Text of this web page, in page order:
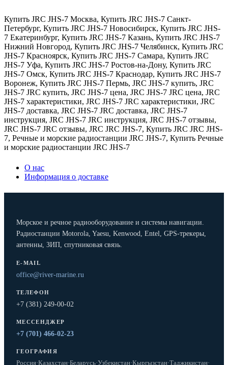
Купить JRC JHS-7 Москва, Купить JRC JHS-7 Санкт-
Петербург, Купить JRC JHS-7 Новосибирск, Купить JRC JHS-
7 Екатеринбург, Купить JRC JHS-7 Казань, Купить JRC JHS-7
Нижний Новгород, Купить JRC JHS-7 Челябинск, Купить JRC
JHS-7 Красноярск, Купить JRC JHS-7 Самара, Купить JRC
JHS-7 Уфа, Купить JRC JHS-7 Ростов-на-Дону, Купить JRC
JHS-7 Омск, Купить JRC JHS-7 Краснодар, Купить JRC JHS-7
Воронеж, Купить JRC JHS-7 Пермь, JRC JHS-7 купить, JRC
JHS-7 JRC купить, JRC JHS-7 цена, JRC JHS-7 JRC цена, JRC
JHS-7 характеристики, JRC JHS-7 JRC характеристики, JRC
JHS-7 доставка, JRC JHS-7 JRC доставка, JRC JHS-7
инструкция, JRC JHS-7 JRC инструкция, JRC JHS-7 отзывы,
JRC JHS-7 JRC отзывы, JRC JRC JHS-7, Купить JRC JRC JHS-
7, Речные и морские радиостанции JRC JHS-7, Купить Речные
и морские радиостанции JRC JHS-7
О нас
Информация о доставке
Морское и речное радиооборудование и системы навигации.
Радиостанции Motorola, Yaesu, Kenwood, Entel, GPS-трекеры,
антенны, ЗИП, спутниковая связь.
E-MAIL
office@river-marine.ru
ТЕЛЕФОН
+7 (381) 249-00-02
МЕССЕНДЖЕР
+7 (701) 466-02-23
ГЕОГРАФИЯ
Россия·Казахстан·Беларусь·Узбекистан·Кыргызстан·Таджикистан·